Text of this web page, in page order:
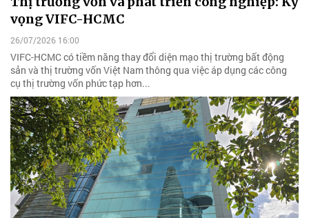
vọng VIFC-HCMC
26/07/2026 16:00
VIFC-HCMC có tiềm năng thay đổi diện mạo thị trường bất động
sản và thị trường vốn Việt Nam thông qua việc áp dụng các công
cụ thị trường vốn phức tạp hơn...